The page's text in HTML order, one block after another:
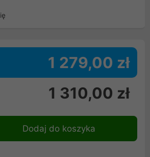
1 279,00 zł
1 310,00 zł
Dodaj do koszyka